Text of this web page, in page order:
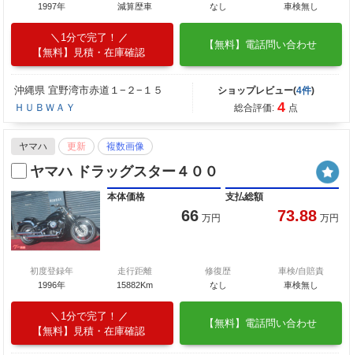
1997年
減算歴車
なし
車検無し
1分で完了！
【無料】見積・在庫確認
【無料】電話問い合わせ
沖縄県 宜野湾市赤道１−２−１５
ＨＵＢＷＡＹ
ショップレビュー(4件)
総合評価: 4 点
ヤマハ 更新 複数画像
ヤマハ ドラッグスター４００
本体価格
66 万円
支払総額
73.88 万円
初度登録年
1996年
走行距離
15882Km
修復歴
なし
車検/自賠責
車検無し
1分で完了！
【無料】見積・在庫確認
【無料】電話問い合わせ